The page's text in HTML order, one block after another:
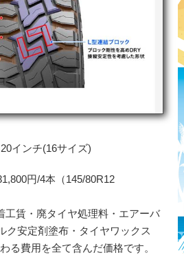
インチ(16サイズ)
円/4本（145/80R12
賃・廃タイヤ処理料・エアーバ
ク安定剤塗布・タイヤワックス
る費用を全て含んだ価格です。